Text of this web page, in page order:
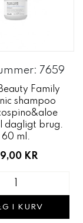
7659
Family
shampoo
dagligt brug.
60 ml.
KR
I KURV